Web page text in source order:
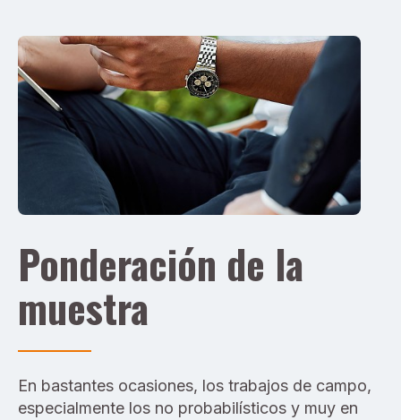
Ponderación de la
muestra
En bastantes ocasiones, los trabajos de campo,
especialmente los no probabilísticos y muy en